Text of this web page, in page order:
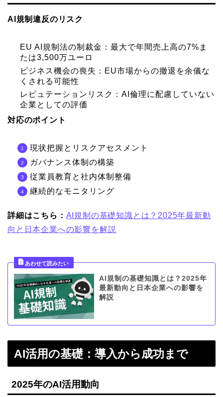
AI規制違反のリスク
EU AI規制法の制裁金：最大で年間売上高の7%ま
たは3,500万ユーロ
ビジネス機会の喪失：EU市場からの撤退を余儀な
くされる可能性
レピュテーションリスク：AI倫理に配慮していない
企業としての評価
対応のポイント
現状把握とリスクアセスメント
ガバナンス体制の構築
従業員教育と社内体制整備
継続的なモニタリング
詳細はこちら： AI規制の基礎知識とは？2025年最新動
向と日本企業への影響を解説
AI規制の基礎知識とは？2025年
最新動向と日本企業への影響を
解説
AI活用の基礎：導入から成功まで
2025年のAI活用動向